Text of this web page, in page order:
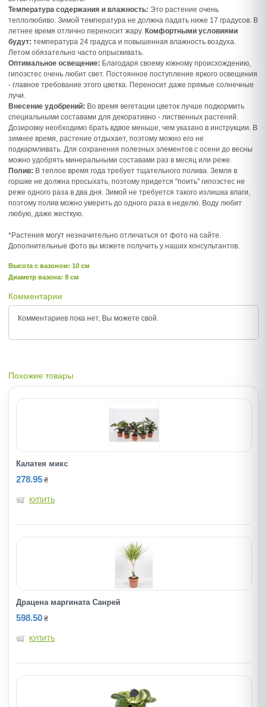
Температура содержания и влажность: Это растение очень
теплолюбиво. Зимой температура не должна падать ниже 17 градусов. В
летнее время отлично переносит жару. Комфортными условиями
будут: температура 24 градуса и повышенная влажность воздуха.
Летом обязательно часто опрыскивать.
Оптимальное освещение: Благодаря своему южному происхождению,
гипоэстес очень любит свет. Постоянное поступление яркого освещения
- главное требование этого цветка. Переносит даже прямые солнечные
лучи.
Внесение удобрений: Во время вегетации цветок лучше подкормить
специальными составами для декоративно - лиственных растений.
Дозировку необходимо брать вдвое меньше, чем указано в инструкции. В
зимнее время, растение отдыхает, поэтому можно его не
подкармливать. Для сохранения полезных элементов с осени до весны
можно удобрять минеральными составами раз в месяц или реже.
Полив: В теплое время года требует тщательного полива. Земля в
горшке не должна просыхать, поэтому придется "поить" гипоэстес не
реже одного раза в два дня. Зимой не требуется такого излишка влаги,
поэтому полив можно умерить до одного раза в неделю. Воду любит
любую, даже жесткую.
*Растения могут незначительно отличаться от фото на сайте.
Дополнительные фото вы можете получить у наших консультантов.
Высота c вазоном: 10 см
Диаметр вазона: 8 см
Комментарии
Комментариев пока нет, Вы можете свой.
Похожие товары
Калатея микс
278.95 ₴
КУПИТЬ
Драцена маргината Санрей
598.50 ₴
КУПИТЬ